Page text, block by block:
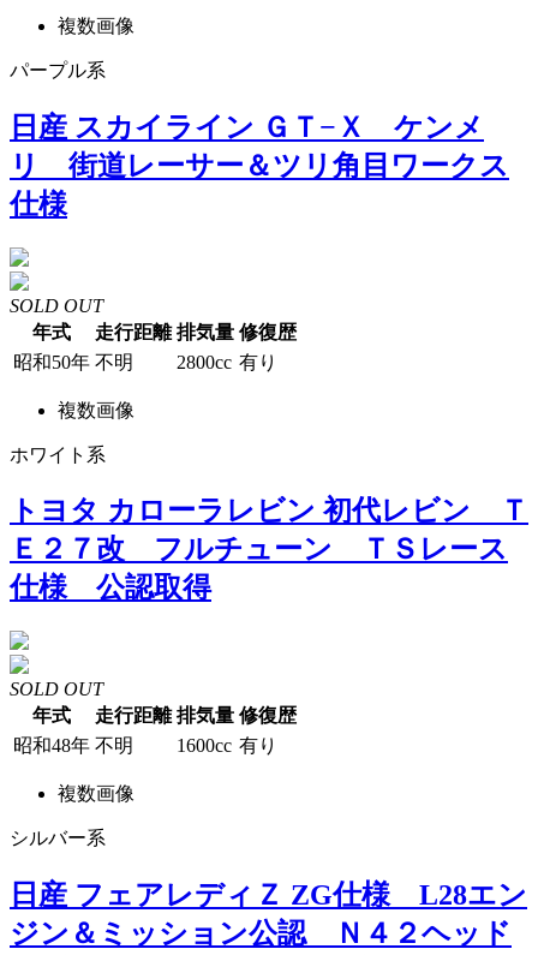
複数画像
パープル系
日産 スカイライン ＧＴ−Ｘ ケンメ
リ 街道レーサー＆ツリ角目ワークス
仕様
SOLD OUT
年式
走行距離 排気量 修復歴
昭和50年 不明 2800cc 有り
複数画像
ホワイト系
トヨタ カローラレビン 初代レビン Ｔ
Ｅ２７改 フルチューン ＴＳレース
仕様 公認取得
SOLD OUT
年式
走行距離 排気量 修復歴
昭和48年 不明 1600cc 有り
複数画像
シルバー系
日産 フェアレディＺ ZG仕様 L28エン
ジン＆ミッション公認 Ｎ４２ヘッド